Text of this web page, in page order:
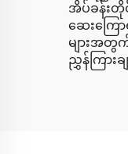
အိပ်ခန်း
ဆေးကြ
များအ
ညွှန်ကြား